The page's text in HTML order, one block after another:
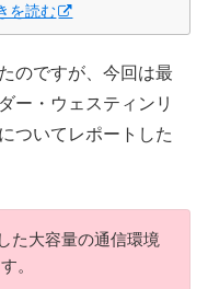
を読む
のですが、今回は最
ー・ウェスティンリ
ついてレポートした
た大容量の通信環境
。